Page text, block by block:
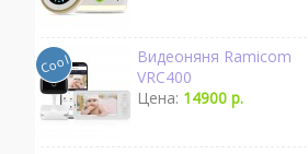
Видеоняня Ramicom
VRC400
Цена: 14900 р.